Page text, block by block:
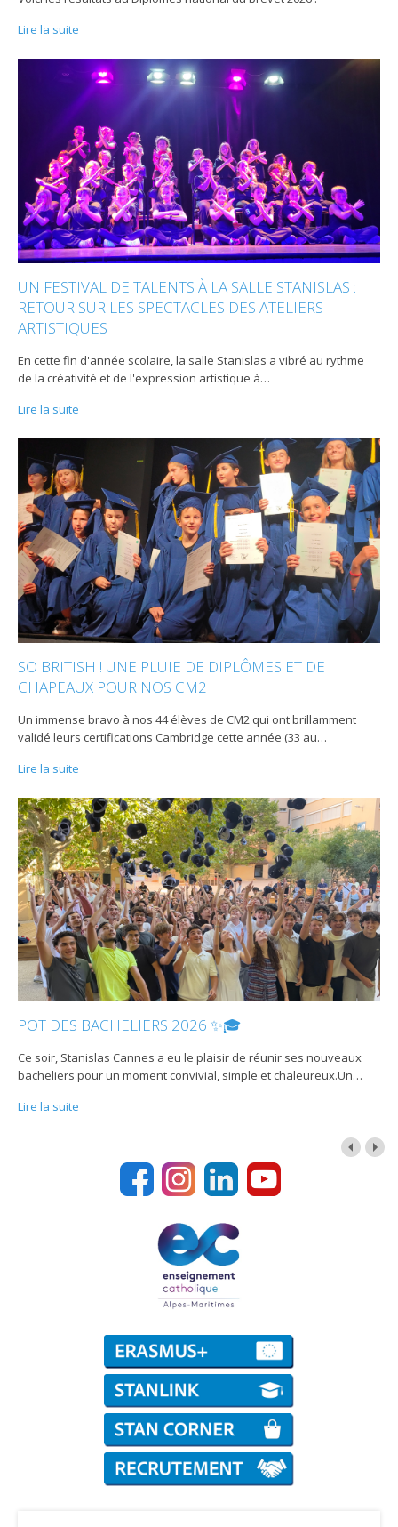
Lire la suite
UN FESTIVAL DE TALENTS À LA SALLE STANISLAS :
RETOUR SUR LES SPECTACLES DES ATELIERS
ARTISTIQUES
En cette fin d'année scolaire, la salle Stanislas a vibré au rythme
de la créativité et de l'expression artistique à…
Lire la suite
SO BRITISH ! UNE PLUIE DE DIPLÔMES ET DE
CHAPEAUX POUR NOS CM2
Un immense bravo à nos 44 élèves de CM2 qui ont brillamment
validé leurs certifications Cambridge cette année (33 au…
Lire la suite
POT DES BACHELIERS 2026 ✨🎓
Ce soir, Stanislas Cannes a eu le plaisir de réunir ses nouveaux
bacheliers pour un moment convivial, simple et chaleureux.Un…
Lire la suite